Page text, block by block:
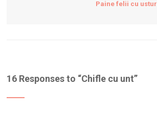
Paine felii cu
16 Responses to “Chifle cu unt”